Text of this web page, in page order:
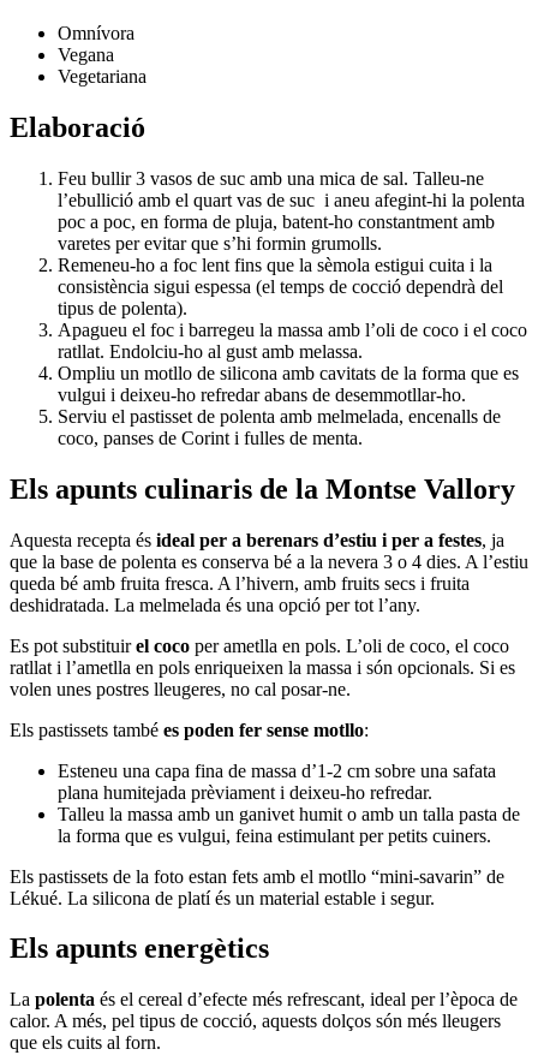
Omnívora
Vegana
Vegetariana
Elaboració
Feu bullir 3 vasos de suc amb una mica de sal. Talleu-ne
l’ebullició amb el quart vas de suc i aneu afegint-hi la polenta
poc a poc, en forma de pluja, batent-ho constantment amb
varetes per evitar que s’hi formin grumolls.
Remeneu-ho a foc lent fins que la sèmola estigui cuita i la
consistència sigui espessa (el temps de cocció dependrà del
tipus de polenta).
Apagueu el foc i barregeu la massa amb l’oli de coco i el coco
ratllat. Endolciu-ho al gust amb melassa.
Ompliu un motllo de silicona amb cavitats de la forma que es
vulgui i deixeu-ho refredar abans de desemmotllar-ho.
Serviu el pastisset de polenta amb melmelada, encenalls de
coco, panses de Corint i fulles de menta.
Els apunts culinaris de la Montse Vallory
Aquesta recepta és ideal per a berenars d’estiu i per a festes, ja
que la base de polenta es conserva bé a la nevera 3 o 4 dies. A l’estiu
queda bé amb fruita fresca. A l’hivern, amb fruits secs i fruita
deshidratada. La melmelada és una opció per tot l’any.
Es pot substituirel coco per ametlla en pols. L’oli de coco, el coco
ratllat i l’ametlla en pols enriqueixen la massa i són opcionals. Si es
volen unes postres lleugeres, no cal posar-ne.
Els pastissets també es poden fer sense motllo:
Esteneu una capa fina de massa d’1-2 cm sobre una safata
plana humitejada prèviament i deixeu-ho refredar.
Talleu la massa amb un ganivet humit o amb un talla pasta de
la forma que es vulgui, feina estimulant per petits cuiners.
Els pastissets de la foto estan fets amb el motllo “mini-savarin” de
Lékué. La silicona de platí és un material estable i segur.
Els apunts energètics
La polenta és el cereal d’efecte més refrescant, ideal per l’època de
calor. A més, pel tipus de cocció, aquests dolços són més lleugers
que els cuits al forn.